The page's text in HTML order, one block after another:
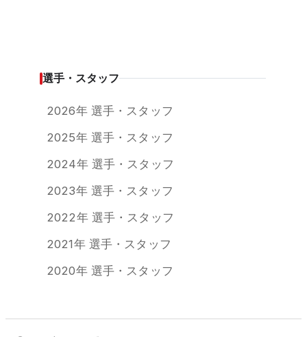
選手・スタッフ
2026年 選手・スタッフ
2025年 選手・スタッフ
2024年 選手・スタッフ
2023年 選手・スタッフ
2022年 選手・スタッフ
2021年 選手・スタッフ
2020年 選手・スタッフ